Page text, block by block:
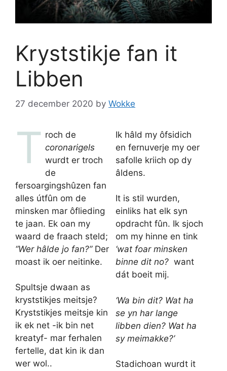
Kryststikje fan it
Libben
27 december 2020 by Wokke
T roch de
coronarigels
wurdt er troch
de
fersoargingshûzen fan
alles útfûn om de
minsken mar ôflieding
te jaan. Ek oan my
waard de fraach steld;
“Wer hâlde jo fan?”Der
moast ik oer neitinke.
Spultsje dwaan as
kryststikjes meitsje?
Kryststikjes meitsje kin
ik ek net -ik bin net
kreatyf- mar ferhalen
fertelle, dat kin ik dan
wer wol..
Ik hâld my ôfsidich
en fernuverje my oer
safolle kriich op dy
âldens.
It is stil wurden,
einliks hat elk syn
opdracht fûn. Ik sjoch
om my hinne en tink
‘wat foar minsken
binne dit no?want
dát boeit mij.
‘Wa bin dit? Wat ha
se yn har lange
libben dien? Wat ha
sy meimakke?’
Stadichoan wurdt it